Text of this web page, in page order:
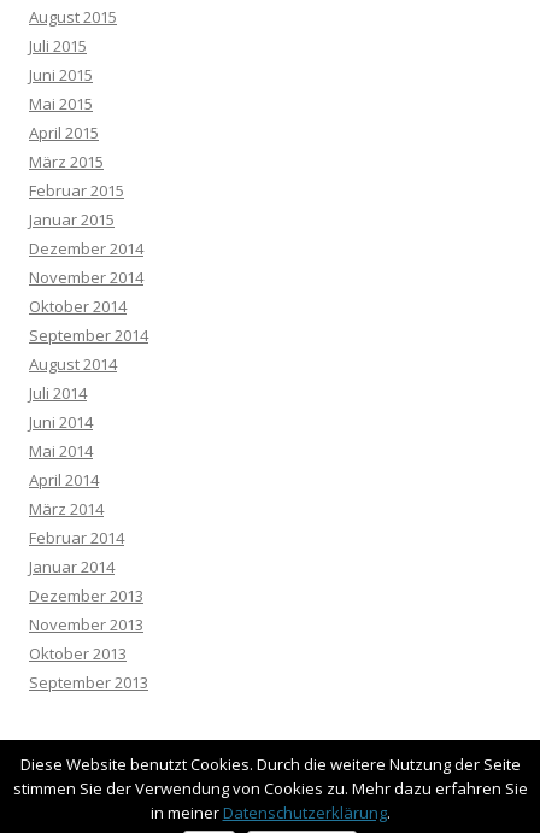
August 2015
Juli 2015
Juni 2015
Mai 2015
April 2015
März 2015
Februar 2015
Januar 2015
Dezember 2014
November 2014
Oktober 2014
September 2014
August 2014
Juli 2014
Juni 2014
Mai 2014
April 2014
März 2014
Februar 2014
Januar 2014
Dezember 2013
November 2013
Oktober 2013
September 2013
Stolz präsentiert von WordPress
Diese Website benutzt Cookies. Durch die weitere Nutzung der Seite
stimmen Sie der Verwendung von Cookies zu. Mehr dazu erfahren Sie
in meiner Datenschutzerklärung.